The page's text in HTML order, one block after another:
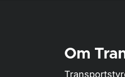
Om